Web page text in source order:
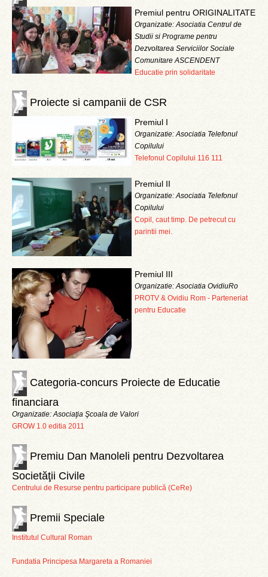
Premiul pentru ORIGINALITATE
Organizatie: Asociatia Centrul de
Studii si Programe pentru
Dezvoltarea Serviciilor Sociale
Comunitare ASCENDENT
Educatie prin solidaritate
Proiecte si campanii de CSR
Premiul I
Organizatie: Asociatia Telefonul
Copilului
Telefonul Copilului 116 111
Premiul II
Organizatie: Asociatia Telefonul
Copilului
Copil, caut timp. De petrecut cu
parintii mei.
Premiul III
Organizatie: Asociatia OvidiuRo
PROTV & Ovidiu Rom - Parteneriat
pentru Educatie
Categoria-concurs Proiecte de Educatie
financiara
Organizatie: Asociaţia Şcoala de Valori
GROW 1.0 editia 2011
Premiu Dan Manoleli pentru Dezvoltarea
Societăţii Civile
Centrului de Resurse pentru participare publică (CeRe)
Premii Speciale
Institutul Cultural Roman
Fundatia Principesa Margareta a Romaniei